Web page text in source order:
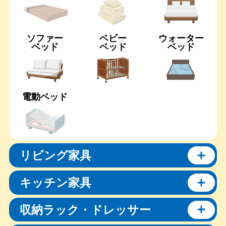
ソファー
ベッド
ベビー
ベッド
ウォーター
ベッド
電動ベッド
リビング家具
キッチン家具
収納ラック・ドレッサー